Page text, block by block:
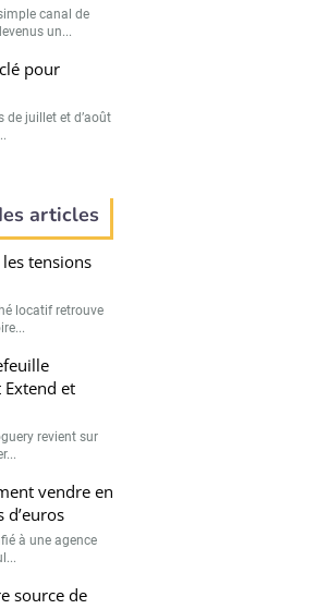
canal de
un...
pour
de juillet et d’août
articles
tensions
locatif retrouve
et
revient sur
vendre en
à une agence
source de